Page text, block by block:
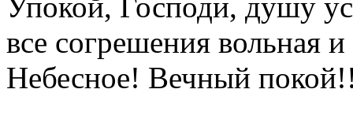
все согрешения вольная
Небесное! Вечный